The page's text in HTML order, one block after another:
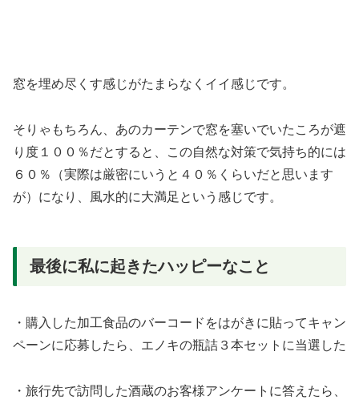
窓を埋め尽くす感じがたまらなくイイ感じです。
そりゃもちろん、あのカーテンで窓を塞いでいたころが遮
り度１００％だとすると、この自然な対策で気持ち的には
６０％（実際は厳密にいうと４０％くらいだと思います
が）になり、風水的に大満足という感じです。
最後に私に起きたハッピーなこと
・購入した加工食品のバーコードをはがきに貼ってキャン
ペーンに応募したら、エノキの瓶詰３本セットに当選した
・旅行先で訪問した酒蔵のお客様アンケートに答えたら、